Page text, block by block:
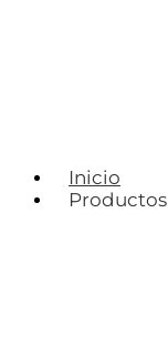
Inicio
Productos